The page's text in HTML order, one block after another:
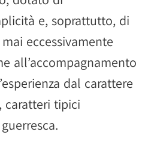
e, soprattutto, di
eccessivamente
all’accompagnamento
dal carattere
caratteri tipici